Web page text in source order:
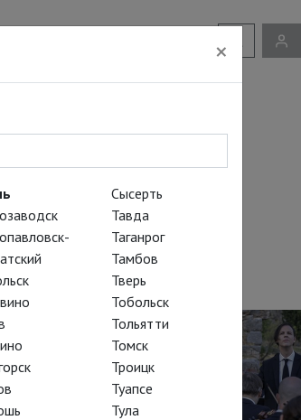
×
Сысерть
Тавда
Таганрог
Тамбов
Тверь
Тобольск
Тольятти
Томск
Троицк
Туапсе
Тула